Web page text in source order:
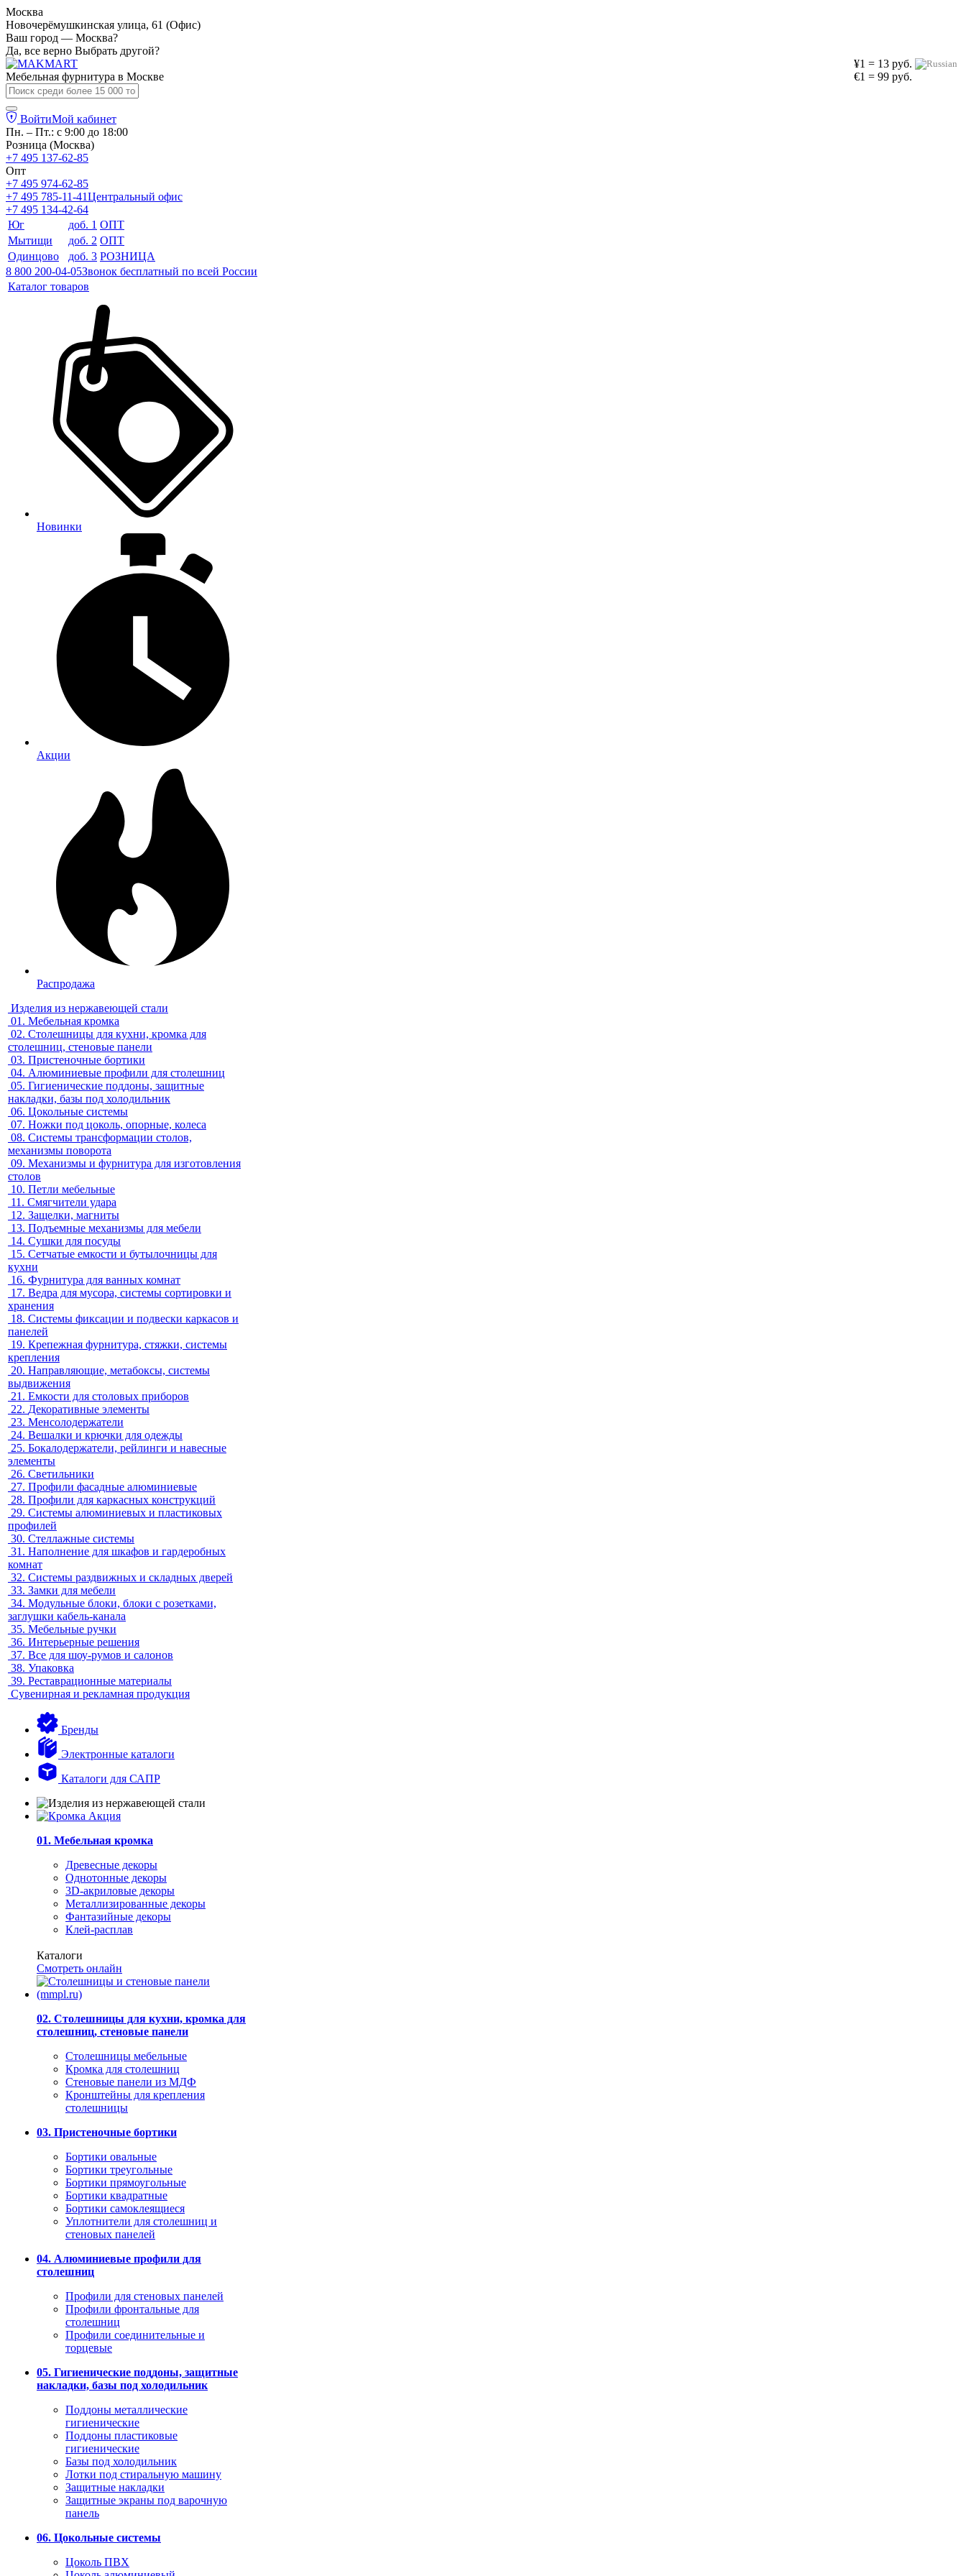
Москва
Новочерёмушкинская улица, 61 (Офис)
Ваш город — Москва?
Да, все верно Выбрать другой?
¥1 = 13 руб.
€1 = 99 руб.
Мебельная фурнитура в Москве
ВойтиМой кабинет
Пн. – Пт.: с 9:00 до 18:00
Розница (Москва)
+7 495 137-62-85
Опт
+7 495 974-62-85
+7 495 785-11-41Центральный офис
+7 495 134-42-64
Юг
доб. 1 ОПТ
Мытищи
доб. 2 ОПТ
Одинцово
доб. 3 РОЗНИЦА
8 800 200-04-05Звонок бесплатный по всей России
Каталог товаров
Новинки
Акции
Распродажа
Изделия из нержавеющей стали
01. Мебельная кромка
02. Столешницы для кухни, кромка для
столешниц, стеновые панели
03. Пристеночные бортики
04. Алюминиевые профили для столешниц
05. Гигиенические поддоны, защитные
накладки, базы под холодильник
06. Цокольные системы
07. Ножки под цоколь, опорные, колеса
08. Системы трансформации столов,
механизмы поворота
09. Механизмы и фурнитура для изготовления
столов
10. Петли мебельные
11. Смягчители удара
12. Защелки, магниты
13. Подъемные механизмы для мебели
14. Сушки для посуды
15. Сетчатые емкости и бутылочницы для
кухни
16. Фурнитура для ванных комнат
17. Ведра для мусора, системы сортировки и
хранения
18. Системы фиксации и подвески каркасов и
панелей
19. Крепежная фурнитура, стяжки, системы
крепления
20. Направляющие, метабоксы, системы
выдвижения
21. Емкости для столовых приборов
22. Декоративные элементы
23. Менсолодержатели
24. Вешалки и крючки для одежды
25. Бокалодержатели, рейлинги и навесные
элементы
26. Светильники
27. Профили фасадные алюминиевые
28. Профили для каркасных конструкций
29. Системы алюминиевых и пластиковых
профилей
30. Стеллажные системы
31. Наполнение для шкафов и гардеробных
комнат
32. Системы раздвижных и складных дверей
33. Замки для мебели
34. Модульные блоки, блоки с розетками,
заглушки кабель-канала
35. Мебельные ручки
36. Интерьерные решения
37. Все для шоу-румов и салонов
38. Упаковка
39. Реставрационные материалы
Сувенирная и рекламная продукция
Бренды
Электронные каталоги
Каталоги для САПР
01. Мебельная кромка
Древесные декоры
Однотонные декоры
3D-акриловые декоры
Металлизированные декоры
Фантазийные декоры
Клей-расплав
Каталоги
Смотреть онлайн
02. Столешницы для кухни, кромка для
столешниц, стеновые панели
Столешницы мебельные
Кромка для столешниц
Стеновые панели из МДФ
Кронштейны для крепления
столешницы
03. Пристеночные бортики
Бортики овальные
Бортики треугольные
Бортики прямоугольные
Бортики квадратные
Бортики самоклеящиеся
Уплотнители для столешниц и
стеновых панелей
04. Алюминиевые профили для
столешниц
Профили для стеновых панелей
Профили фронтальные для
столешниц
Профили соединительные и
торцевые
05. Гигиенические поддоны, защитные
накладки, базы под холодильник
Поддоны металлические
гигиенические
Поддоны пластиковые
гигиенические
Базы под холодильник
Лотки под стиральную машину
Защитные накладки
Защитные экраны под варочную
панель
06. Цокольные системы
Цоколь ПВХ